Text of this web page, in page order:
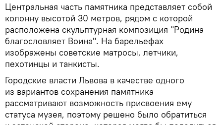
Центральная часть памятника представляет собой
колонну высотой 30 метров, рядом с которой
расположена скульптурная композиция "Родина
благословляет Воина". На барельефах
изображены советские матросы, летчики,
пехотинцы и танкисты.
Городские власти Львова в качестве одного
из вариантов сохранения памятника
рассматривают возможность присвоения ему
статуса музея, поэтому решено было обратиться